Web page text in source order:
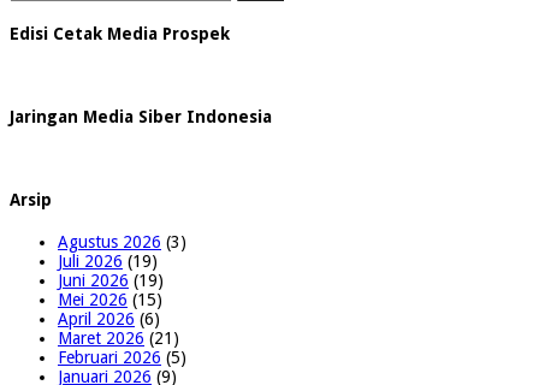
Edisi Cetak Media Prospek
Jaringan Media Siber Indonesia
Arsip
Agustus 2026 (3)
Juli 2026 (19)
Juni 2026 (19)
Mei 2026 (15)
April 2026 (6)
Maret 2026 (21)
Februari 2026 (5)
Januari 2026 (9)